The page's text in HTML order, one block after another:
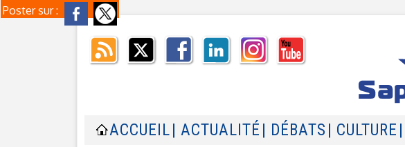
Poster sur :
ACCUEIL | ACTUALITÉ | DÉBATS | CULTURE